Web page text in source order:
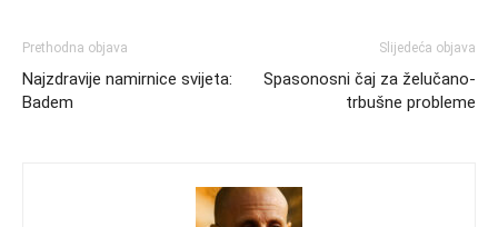
Prethodna objava
Najzdravije namirnice svijeta:
Badem
Slijedeća objava
Spasonosni čaj za želučano-
trbušne probleme